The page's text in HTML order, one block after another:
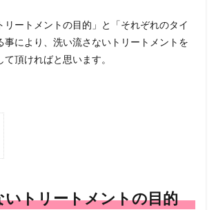
リートメントの目的」と「それぞれのタイ
事により、洗い流さないトリートメントを
頂ければと思います。
いトリートメントの目的